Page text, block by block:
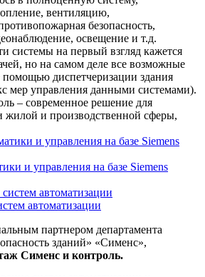
вентиляцию,
безопасность,
освещение и т.д.
системы на первый взгляд кажется
но на самом деле все возможные
помощью диспетчеризации здания
мер управления данными системами).
– современное решение для
жилой и производственной сферы,
и управления на базе Siemens
автоматизации
партнером департамента
зданий» «Сименс»,
Сименс и контроль.